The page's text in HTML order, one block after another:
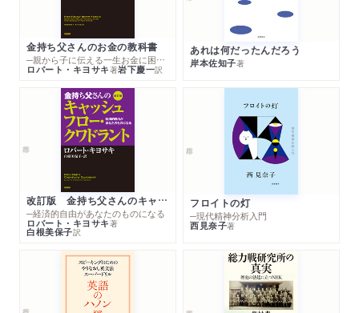
金持ち父さんのお金の教科書
─親から子に伝える一生お金に困らない考え方
ロバート・キヨサキ著岩下慶一訳
あれは何だったんだろう
岸本佐知子著
改訂版 金持ち父さんのキャッシュフロー・クワドラント
─経済的自由があなたのものになる
ロバート・キヨサキ著
白根美保子訳
フロイトの灯
─現代精神分析入門
西見奈子著